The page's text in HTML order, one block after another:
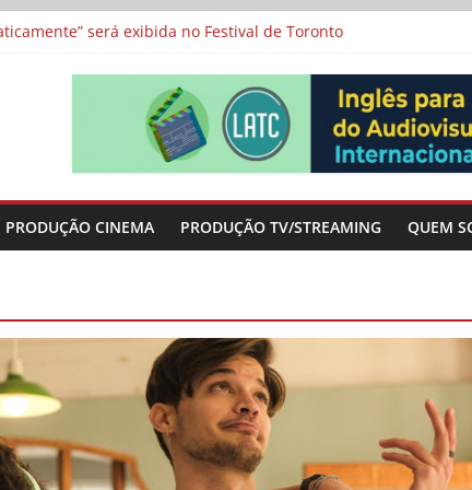
“Os Feiticeiros Inocentes” e filme-tributo de Wajda a
protagonizam adaptação brasileira de série argentina para o
e divide prêmio principal entre “Manas” e “O Agente
metragens sobre envelhecimento criados a partir de
PRODUÇÃO CINEMA PRODUÇÃO TV/STREAMING QUEM